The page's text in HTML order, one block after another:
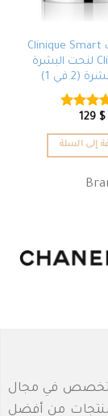
كريم كلينك Clinique Smart
Clinical Duo لنحت البشرة
(2 في 1)
من 5
129 $
إلى السلة
في مجال
منتجات من أفضل